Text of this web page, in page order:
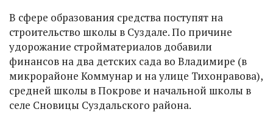
В сфере образования средства поступят на
строительство школы в Суздале. По причине
удорожание стройматериалов добавили
финансов на два детских сада во Владимире (в
микрорайоне Коммунар и на улице Тихонравова),
средней школы в Покрове и начальной школы в
селе Сновицы Суздальского района.